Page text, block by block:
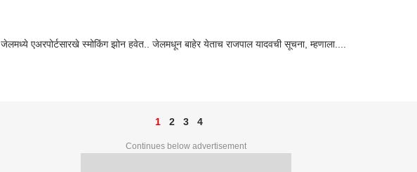
जेलमध्ये एअरपोर्टसारखे स्मोकिंग झोन हवेत.. जेलमधून बाहेर येताच राजपाल यादवची सूचना, म्हणाला....
1 2 3 4
Continues below advertisement